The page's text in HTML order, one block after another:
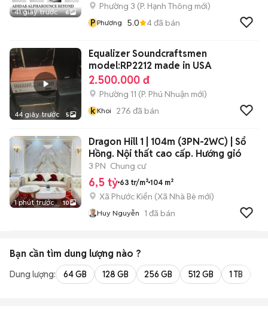
41 giây trước 6
Phường 3 (P. Hạnh Thông mới)
P Phương 5.0 4đã bán
44 giây trước 5
Equalizer Soundcraftsmen
model:RP2212 made in USA
2.500.000 đ
Phường 11 (P. Phú Nhuận mới)
k Khoi 276 đã bán
1 phút trước 10
Dragon Hill 1 | 104m (3PN-2WC) | Sổ
Hồng. Nội thất cao cấp. Hướng gió
3 PN Chung cư
6,5 tỷ 63 tr/m² 104 m²
Xã Phước Kiển (Xã Nhà Bè mới)
Huy Nguyễn 1 đã bán
Bạn cần tìm dung lượng nào ?
Dung lượng: 64 GB 128 GB 256 GB 512 GB 1 TB